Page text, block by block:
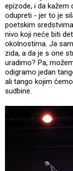
epizode, i da kažem
odupreti - jer to je
poetskim
nivo koji neće biti
okolnostima. Ja
zida, a da je s one
uradimo? Pa,
odigramo jedan
ali tango kojim
sudbine.